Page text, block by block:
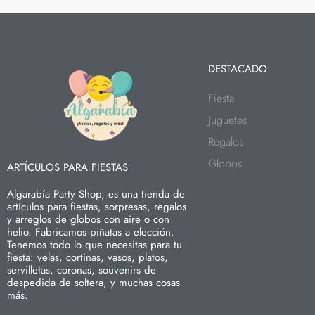
ARTÍCULOS PARA FIESTAS
Algarabía Party Shop, es una tienda de
artículos para fiestas, sorpresas, regalos
y arreglos de globos con aire o con
helio. Fabricamos piñatas a elección.
Tenemos todo lo que necesitas para tu
fiesta: velas, cortinas, vasos, platos,
servilletas, coronas, souvenirs de
despedida de soltera, y muchas cosas
más.
DESTACADO
Fiesta
Juguetes
Regalos
Globos